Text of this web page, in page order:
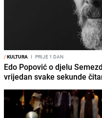
/KULTURA I PRIJE 1 DAN
Edo Popović o djelu
vrijedan svake sekunde